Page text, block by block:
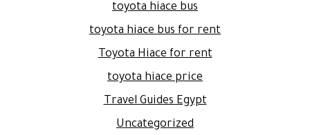
toyota hiace bus
toyota hiace bus for rent
Toyota Hiace for rent
toyota hiace price
Travel Guides Egypt
Uncategorized